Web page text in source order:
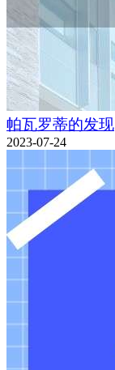
帕瓦罗蒂的发现
2023-07-24